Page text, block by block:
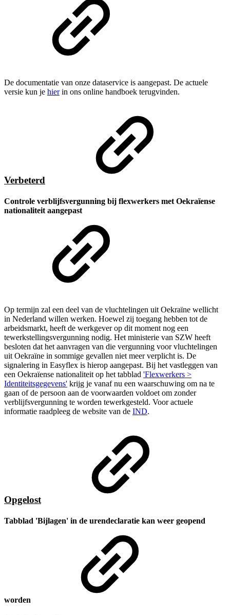
De documentatie van onze dataservice is aangepast. De actuele
versie kun je hier in ons online handboek terugvinden.
Verbeterd
Controle verblijfsvergunning bij flexwerkers met Oekraïense
nationaliteit aangepast
Op termijn zal een deel van de vluchtelingen uit Oekraïne wellicht
in Nederland willen werken. Hoewel zij toegang hebben tot de
arbeidsmarkt, heeft de werkgever op dit moment nog een
tewerkstellingsvergunning nodig. Het ministerie van SZW heeft
besloten dat het aanvragen van die vergunning voor vluchtelingen
uit Oekraïne in sommige gevallen niet meer verplicht is. De
signalering in Easyflex is hierop aangepast. Bij het vastleggen van
een Oekraïense nationaliteit op het tabblad 'Flexwerkers >
Identiteitsgegevens' krijg je vanaf nu een waarschuwing om na te
gaan of de persoon aan de voorwaarden voldoet om zonder
verblijfsvergunning te worden tewerkgesteld. Voor actuele
informatie raadpleeg de website van de IND.
Opgelost
Tabblad 'Bijlagen' in de urendeclaratie kan weer geopend
worden